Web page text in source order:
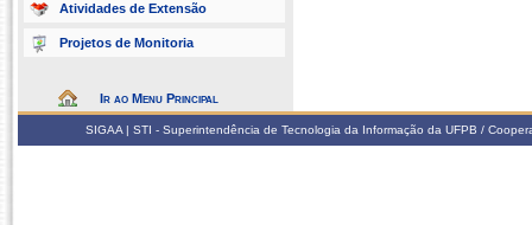
Atividades de Extensão
Projetos de Monitoria
Ir ao Menu Principal
SIGAA | STI - Superintendência de Tecnologia da Informação da UFPB /